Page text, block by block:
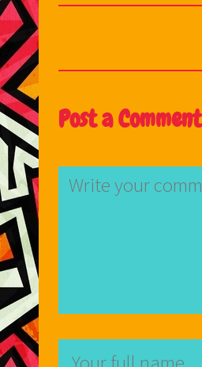
Post a Comment